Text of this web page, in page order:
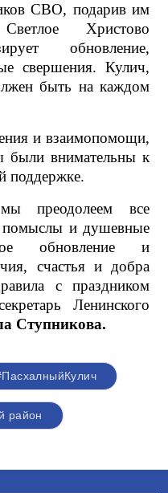
СВО, подарив им
Светлое Христово
обновление,
свершения. Кулич,
быть на каждом
и взаимопомощи,
внимательны к
поддержке.
преодолеем все
помыслы и душевные
обновление и
счастья и добра
с праздником
Ленинского
Ступникова.
район